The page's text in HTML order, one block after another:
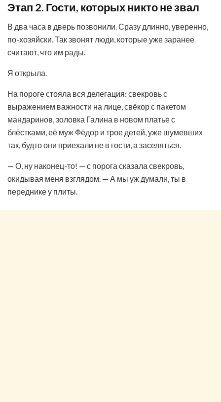
Этап 2. Гости, которых никто не звал
В два часа в дверь позвонили. Сразу длинно, уверенно,
по-хозяйски. Так звонят люди, которые уже заранее
считают, что им рады.
Я открыла.
На пороге стояла вся делегация: свекровь с
выражением важности на лице, свёкор с пакетом
мандаринов, золовка Галина в новом платье с
блёстками, её муж Фёдор и трое детей, уже шумевших
так, будто они приехали не в гости, а заселяться.
— О, ну наконец-то! — с порога сказала свекровь,
окидывая меня взглядом. — А мы уж думали, ты в
переднике у плиты.